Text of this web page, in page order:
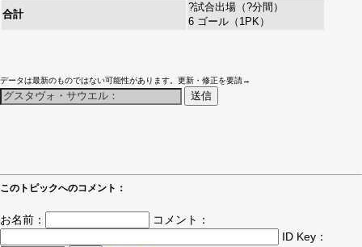
合計
?試合出場（?分間）
6 ゴール（1PK）
データは最新のものではない可能性があります。更新・修正を要請→
このトピックへのコメント：
お名前：
コメント：
ID Key：